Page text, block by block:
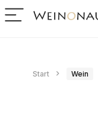
Start Wein